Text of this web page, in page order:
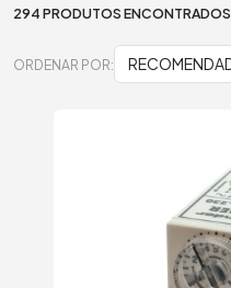
294 PRODUTOS ENCONTRADOS
ORDENAR POR: